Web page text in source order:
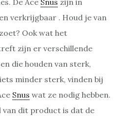
verkrijgbaar . Houd je van
Ook wat het
zijn er verschillende
die houden van sterk,
minder sterk, vinden bij
Snus wat ze nodig hebben.
dit product is dat de